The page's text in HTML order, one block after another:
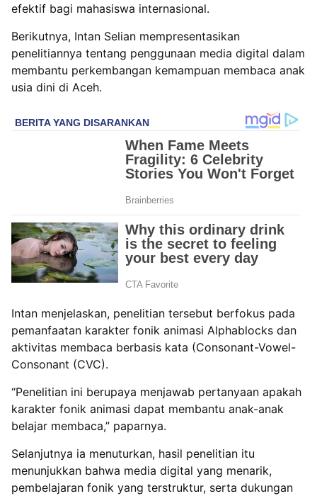
efektif bagi mahasiswa internasional.
Berikutnya, Intan Selian mempresentasikan
penelitiannya tentang penggunaan media digital dalam
membantu perkembangan kemampuan membaca anak
usia dini di Aceh.
Intan menjelaskan, penelitian tersebut berfokus pada
pemanfaatan karakter fonik animasi Alphablocks dan
aktivitas membaca berbasis kata (Consonant-Vowel-
Consonant (CVC).
“Penelitian ini berupaya menjawab pertanyaan apakah
karakter fonik animasi dapat membantu anak-anak
belajar membaca,” paparnya.
Selanjutnya ia menuturkan, hasil penelitian itu
menunjukkan bahwa media digital yang menarik,
pembelajaran fonik yang terstruktur, serta dukungan